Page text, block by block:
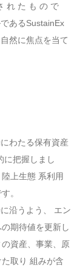
れ た も の で
あるSustainEx
然に焦点を当て
わたる保有資産
に把握しまし
上生態 系利用
。
沿うよう、 エン
期待値を更新し
資産、事業、原
取り 組みが含